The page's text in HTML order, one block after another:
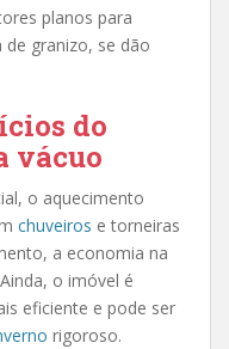
planos para
de granizo, se dão
do
vácuo
o aquecimento
chuveiros e torneiras
a economia na
o imóvel é
eficiente e pode ser
rigoroso.